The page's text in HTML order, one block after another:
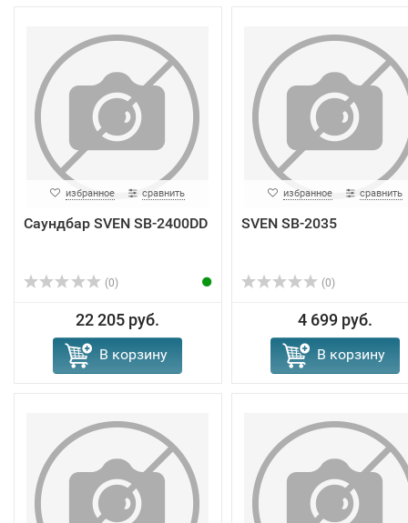
избранное сравнить
Саундбар SVEN SB-2400DD
(0)
22 205 руб.
В корзину
избранное сравнить
SVEN SB-2035
(0)
4 699 руб.
В корзину